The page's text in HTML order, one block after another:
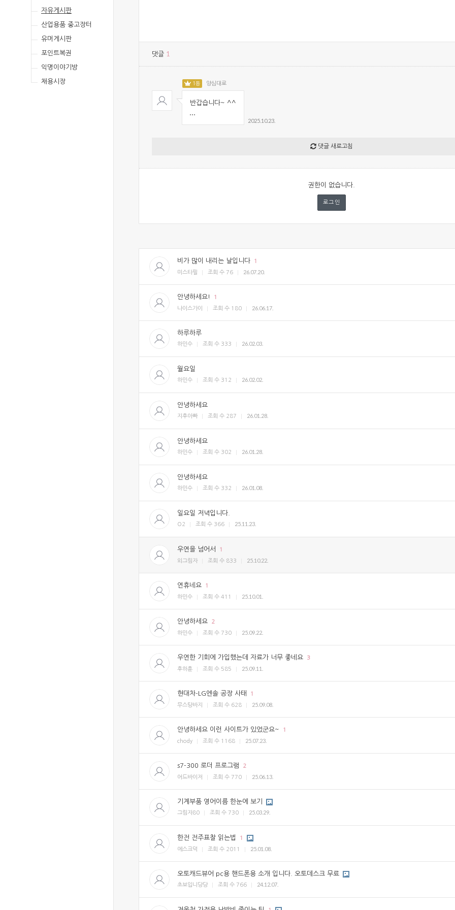
자유게시판
산업용품 중고장터
유머게시판
포인트복권
익명이야기방
채용시장
댓글 1
1등 양심대로
반갑습니다~ ^^
2025.10.23.
댓글 새로고침
권한이 없습니다.
로그인
비가 많이 내리는 날입니다
1
미스타필
조회 수 76 26.07.20.
안녕하세요!
1
나이스가이
조회 수 180 26.06.17.
하루하루
하민수 조회 수 333 26.02.03.
월요일
하민수 조회 수 312 26.02.02.
안녕하세요
지후아빠 조회 수 287 26.01.28.
안녕하세요
하민수 조회 수 302 26.01.28.
안녕하세요
하민수 조회 수 332 26.01.08.
일요일 저녁입니다.
O2 조회 수 366 25.11.23.
우연을 넘어서
1
외그림자
조회 수 833 25.10.22.
연휴네요
1
하민수
조회 수 411 25.10.01.
안녕하세요
2
하민수
조회 수 730 25.09.22.
우연한 기회에 가입했는데 자료가 너무 좋네요
3
후하훈
조회 수 585 25.09.11.
현대차-LG엔솔 공장 사태
1
무스탕바지
조회 수 628 25.09.08.
안녕하세요 이런 사이트가 있었군요~
1
chody
조회 수 1168 25.07.23.
s7-300 로더 프로그램
2
어드바이저
조회 수 770 25.06.13.
기계부품 영어이름 한눈에 보기
그림자80 조회 수 730 25.03.29.
한전 전주표찰 읽는법
1
에스크덕
조회 수 2011 25.01.08.
오토캐드뷰어 pc용 핸드폰용 소개 입니다. 오토데스크 무료
초보입니당당 조회 수 766 24.12.07.